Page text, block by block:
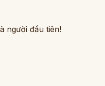
người đầu tiên!